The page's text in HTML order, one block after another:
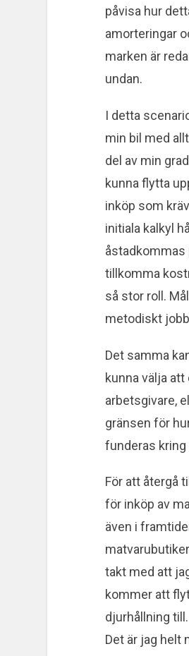
påvisa hur
amorteringar
marken är
undan.
I detta
min bil med
del av min
kunna flytta
inköp som
initiala kalkyl
åstadkommas
tillkomma
så stor roll.
metodiskt
Det samma
kunna välja
arbetsgivare,
gränsen för
funderas kring
För att återgå
för inköp av
även i
takt med att
kommer att
djurhållning
Det är jag helt